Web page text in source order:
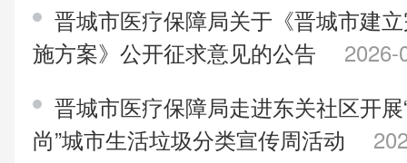
晋城市医疗保障局关于《晋城市建
施方案》公开征求意见的公告
2026-
晋城市医疗保障局走进东关社区开
尚”城市生活垃圾分类宣传周活动